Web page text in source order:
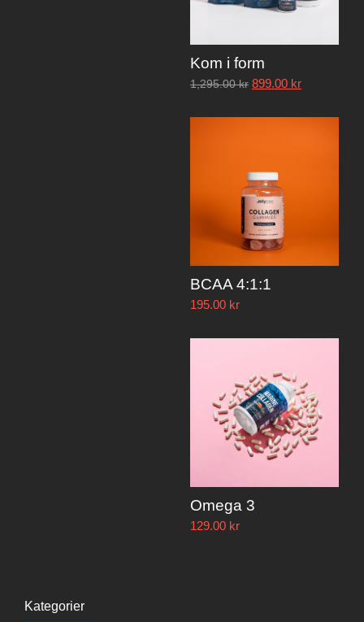
Kom i form
1,295.00kr 899.00 kr
BCAA 4:1:1
195.00 kr
Omega 3
129.00 kr
Kategorier